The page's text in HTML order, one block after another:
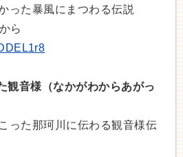
った暴風にまつわる伝説
ら
観音様（なかがわからあがっ
った那珂川に伝わる観音様伝